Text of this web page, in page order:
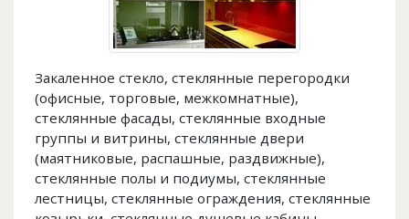
Закаленное стекло, стеклянные перегородки
(офисные, торговые, межкомнатные),
стеклянные фасады, стеклянные входные
группы и витрины, стеклянные двери
(маятниковые, распашные, раздвижные),
стеклянные полы и подиумы, стеклянные
лестницы, стеклянные ограждения, стеклянные